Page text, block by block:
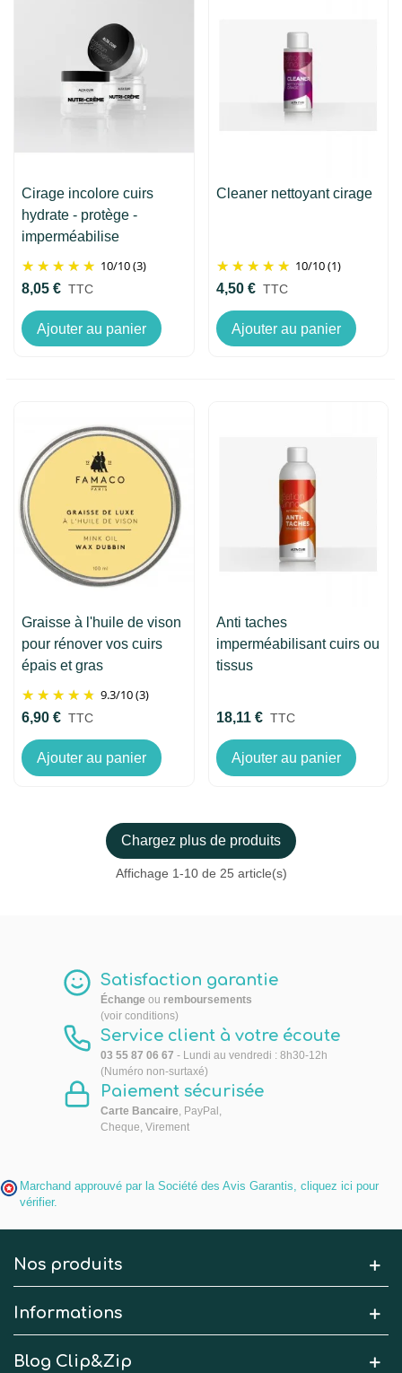
Cirage incolore cuirs
hydrate - protège -
imperméabilise
10/10(3)
8,05 € TTC
Ajouter au panier
Cleaner nettoyant cirage
10/10(1)
4,50 € TTC
Ajouter au panier
Graisse à l'huile de vison
pour rénover vos cuirs
épais et gras
9.3/10(3)
6,90 € TTC
Ajouter au panier
Anti taches
imperméabilisant cuirs ou
tissus
18,11 € TTC
Ajouter au panier
Chargez plus de produits
Affichage 1-10 de 25 article(s)
Satisfaction garantie
Échange ou remboursements
(voir conditions)
Service client à votre écoute
03 55 87 06 67 - Lundi au vendredi : 8h30-12h
(Numéro non-surtaxé)
Paiement sécurisée
Carte Bancaire, PayPal,
Cheque, Virement
Marchand approuvé par la Société des Avis Garantis, cliquez ici pour
vérifier.
Nos produits
Informations
Blog Clip&Zip